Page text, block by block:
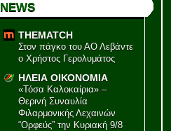
NEWS
THEMATCH
Στον πάγκο του ΑΟ Λεβάντε
ο Χρήστος Γερολυμάτος
ΗΛΕΙΑ ΟΙΚΟΝΟΜΙΑ
«Τόσα Καλοκαίρια» –
Θερινή Συναυλία
Φιλαρμονικής Λεχαινών
“Ορφεύς” την Κυριακή 9/8